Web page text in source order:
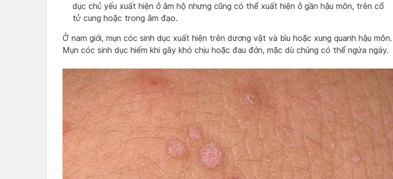
dục chủ yếu xuất hiện ở âm hộ nhưng cũng có thể xuất hiện ở gần hậu môn, trên cổ
tử cung hoặc trong âm đạo.
Ở nam giới, mụn cóc sinh dục xuất hiện trên dương vật và bìu hoặc xung quanh hậu môn.
Mụn cóc sinh dục hiếm khi gây khó chịu hoặc đau đớn, mặc dù chúng có thể ngứa ngáy.